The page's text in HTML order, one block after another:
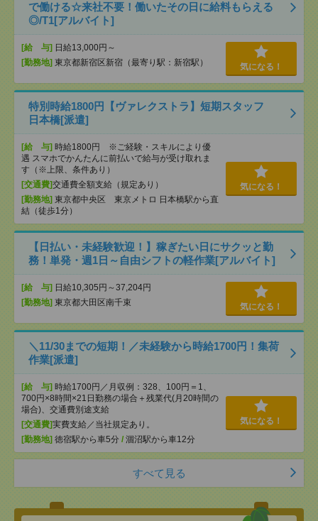
で働ける☆来社不要！働いたその日に給料もらえる
◎/T1[アルバイト]
[給 与] 日給13,000円～
[勤務地] 東京都新宿区新宿（最寄り駅：新宿駅） 気になる！
特別時給1800円【ヴァレクストラ】短期スタッフ
日本橋[派遣]
[給 与] 時給1800円 ※ご経験・スキルにより優
遇 スマホでかんたんに前払いで給与が受け取れま
す（※上限、条件あり）
[交通費]交通費全額支給（規定あり）
[勤務地] 東京都中央区 東京メトロ 日本橋駅から直
結（徒歩1分）
気になる！
【日払い・未経験歓迎！】稼ぎたい日にサクッと勤
務！単発・週1日～自由シフトの軽作業[アルバイト]
[給 与] 日給10,305円～37,204円
[勤務地] 東京都大田区南千束 気になる！
＼11/30までの短期！／未経験から時給1700円！集荷
作業[派遣]
[給 与] 時給1700円／月収例：328、100円＝1、
700円×8時間×21日勤務の場合＋残業代(月20時間の
場合)、交通費別途支給
[交通費]実費支給／当社規定あり。
[勤務地] 徳宿駅から車5分 / 涸沼駅から車12分
気になる！
すべて見る